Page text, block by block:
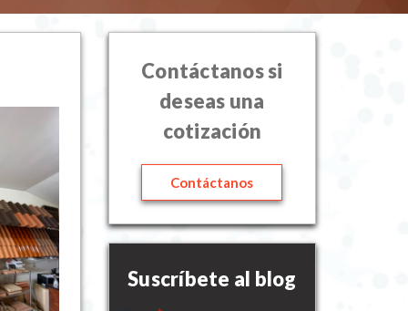
Contáctanos si
deseas una
cotización
Contáctanos
Suscríbete al blog